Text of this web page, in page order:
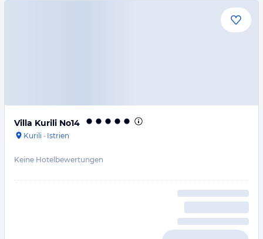
Villa Kurili No14
Kurili · Istrien
Keine Hotelbewertungen